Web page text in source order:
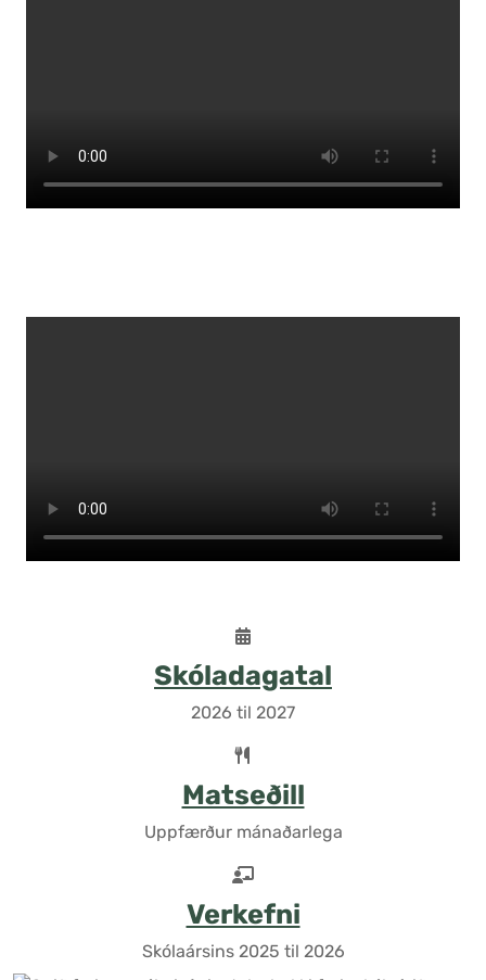
Skóladagatal
2026 til 2027
Matseðill
Uppfærður mánaðarlega
Verkefni
Skólaársins 2025 til 2026